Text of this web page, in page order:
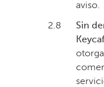
aviso.
2.8
Sin